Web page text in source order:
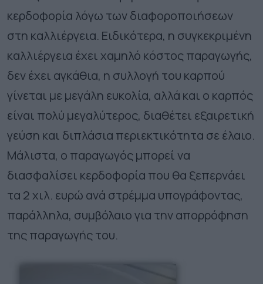
κερδοφορία λόγω των διαφοροποιήσεων
στη καλλιέργεια. Ειδικότερα, η συγκεκριμένη
καλλιέργεια έχει χαμηλό κόστος παραγωγής,
δεν έχει αγκάθια, η συλλογή του καρπού
γίνεται με μεγάλη ευκολία, αλλά και ο καρπός
είναι πολύ μεγαλύτερος, διαθέτει εξαιρετική
γεύση και διπλάσια περιεκτικότητα σε έλαιο.
Μάλιστα, ο παραγωγός μπορεί να
διασφαλίσει κερδοφορία που θα ξεπερνάει
τα 2 χιλ. ευρώ ανά στρέμμα υπογράφοντας,
παράλληλα, συμβόλαιο για την απορρόφηση
της παραγωγής του.